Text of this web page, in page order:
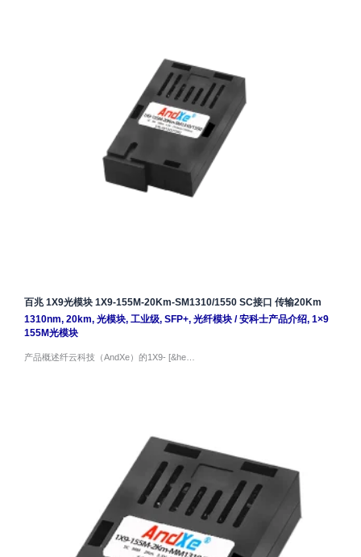
百兆 1X9光模块 1X9-155M-20Km-SM1310/1550 SC接口 传输20Km
1310nm, 20km, 光模块, 工业级, SFP+, 光纤模块/安科士产品介绍, 1×9
155M光模块
产品概述纤云科技（AndXe）的1X9- [&he…